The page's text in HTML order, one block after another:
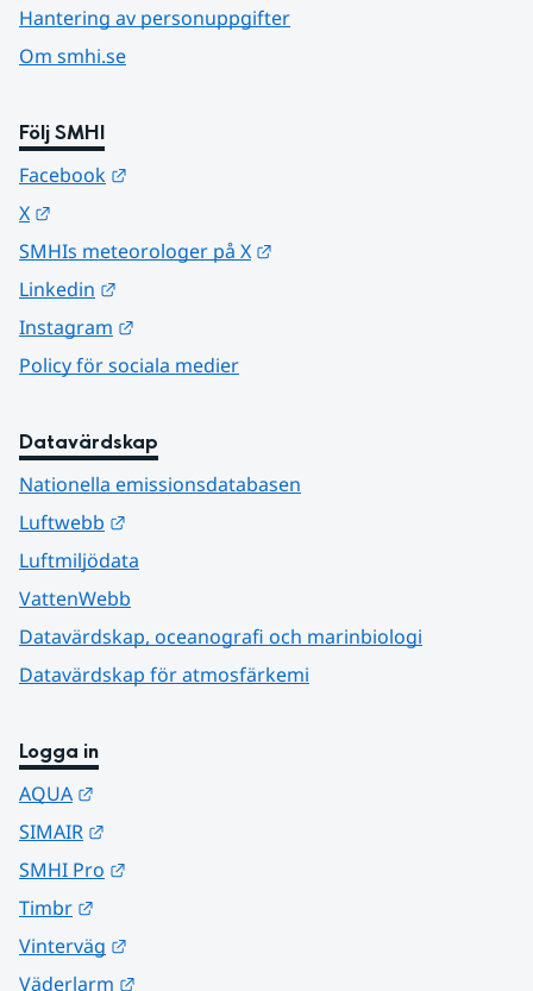
Hantering av personuppgifter
Om smhi.se
Följ SMHI
Facebook
X
SMHIs meteorologer på X
Linkedin
Instagram
Policy för sociala medier
Datavärdskap
Nationella emissionsdatabasen
Luftwebb
Luftmiljödata
VattenWebb
Datavärdskap, oceanografi och marinbiologi
Datavärdskap för atmosfärkemi
Logga in
AQUA
SIMAIR
SMHI Pro
Timbr
Vinterväg
Väderlarm